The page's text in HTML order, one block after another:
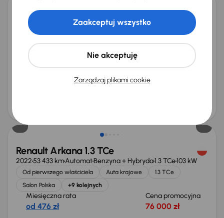
Renault Captur
2016 Benzyna 1.2 TCe 87 kW
+4 kolejnych
Miesięczna rata Cena promocyjna
Renault Arkana 1.3 TCe
202253 433 kmAutomatBenzyna + Hybryda1.3 TCe103 kW
Od pierwszego właściciela Auta krajowe
1.3 TCe
Salon Polska
+9 kolejnych
Miesięczna rata
od 476 zł
Cena promocyjna
76 000 zł
Zarządzaj plikami cookie
Nie akceptuję
Zaakceptuj wszystko